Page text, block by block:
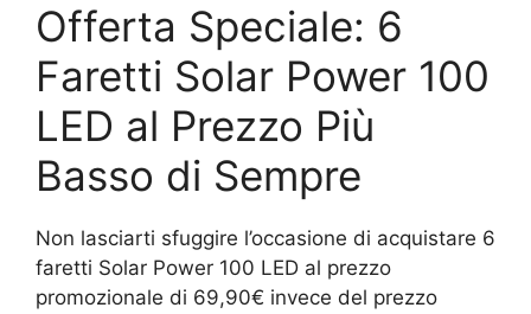
Offerta Speciale: 6
Faretti Solar Power 100
LED al Prezzo Più
Basso di Sempre
Non lasciarti sfuggire l’occasione di acquistare 6
faretti Solar Power 100 LED al prezzo
promozionale di 69,90€ invece del prezzo